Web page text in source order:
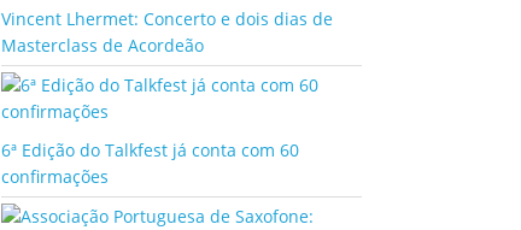
Vincent Lhermet: Concerto e dois dias de
Masterclass de Acordeão
6ª Edição do Talkfest já conta com 60
confirmações